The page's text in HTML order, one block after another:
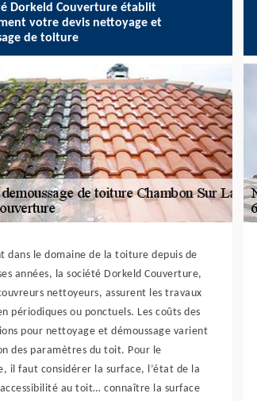
Dorkeld Couverture établit
votre devis nettoyage et
de toiture
dans le domaine de la toiture depuis de
années, la société Dorkeld Couverture,
nettoyeurs, assurent les travaux
périodiques ou ponctuels. Les coûts des
pour nettoyage et démoussage varient
des paramètres du toit. Pour le
il faut considérer la surface, l’état de la
au toit… connaître la surface